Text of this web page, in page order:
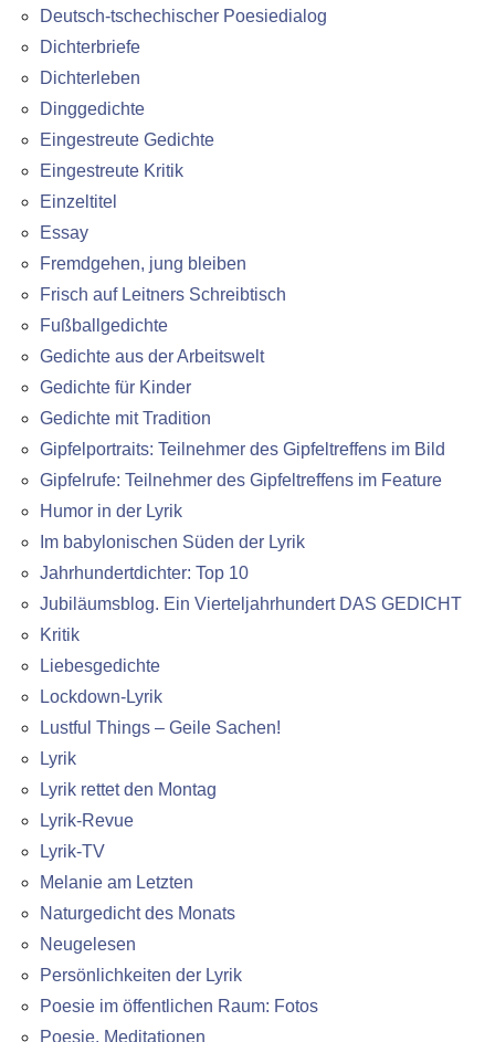
Deutsch-tschechischer Poesiedialog
Dichterbriefe
Dichterleben
Dinggedichte
Eingestreute Gedichte
Eingestreute Kritik
Einzeltitel
Essay
Fremdgehen, jung bleiben
Frisch auf Leitners Schreibtisch
Fußballgedichte
Gedichte aus der Arbeitswelt
Gedichte für Kinder
Gedichte mit Tradition
Gipfelportraits: Teilnehmer des Gipfeltreffens im Bild
Gipfelrufe: Teilnehmer des Gipfeltreffens im Feature
Humor in der Lyrik
Im babylonischen Süden der Lyrik
Jahrhundertdichter: Top 10
Jubiläumsblog. Ein Vierteljahrhundert DAS GEDICHT
Kritik
Liebesgedichte
Lockdown-Lyrik
Lustful Things – Geile Sachen!
Lyrik
Lyrik rettet den Montag
Lyrik-Revue
Lyrik-TV
Melanie am Letzten
Naturgedicht des Monats
Neugelesen
Persönlichkeiten der Lyrik
Poesie im öffentlichen Raum: Fotos
Poesie. Meditationen